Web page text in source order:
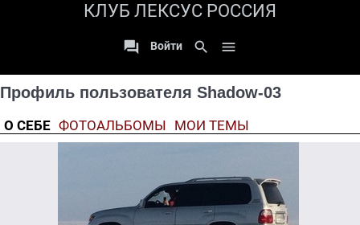
КЛУБ ЛЕКСУС РОССИЯ
 Войти search 
Профиль пользователя Shadow-03
О СЕБЕ ФОТОАЛЬБОМЫ МОИ ТЕМЫ